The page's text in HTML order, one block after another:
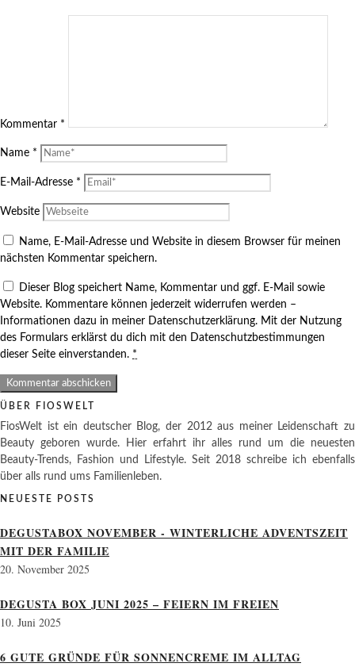
Kommentar *
Name *
E-Mail-Adresse *
Website
Name, E-Mail-Adresse und Website in diesem Browser für meinen
nächsten Kommentar speichern.
Dieser Blog speichert Name, Kommentar und ggf. E-Mail sowie
Website. Kommentare können jederzeit widerrufen werden –
Informationen dazu in meiner Datenschutzerklärung. Mit der Nutzung
des Formulars erklärst du dich mit den Datenschutzbestimmungen
dieser Seite einverstanden. *
ÜBER FIOSWELT
FiosWelt ist ein deutscher Blog, der 2012 aus meiner Leidenschaft zu
Beauty geboren wurde. Hier erfahrt ihr alles rund um die neuesten
Beauty-Trends, Fashion und Lifestyle. Seit 2018 schreibe ich ebenfalls
über alls rund ums Familienleben.
NEUESTE POSTS
DEGUSTABOX NOVEMBER - WINTERLICHE ADVENTSZEIT
MIT DER FAMILIE
20. November 2025
DEGUSTA BOX JUNI 2025 – FEIERN IM FREIEN
10. Juni 2025
6 GUTE GRÜNDE FÜR SONNENCREME IM ALLTAG